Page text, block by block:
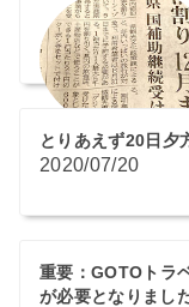
とりあえず20日夕
2020/07/20
重要：GOTOトラ
が必要となりまし